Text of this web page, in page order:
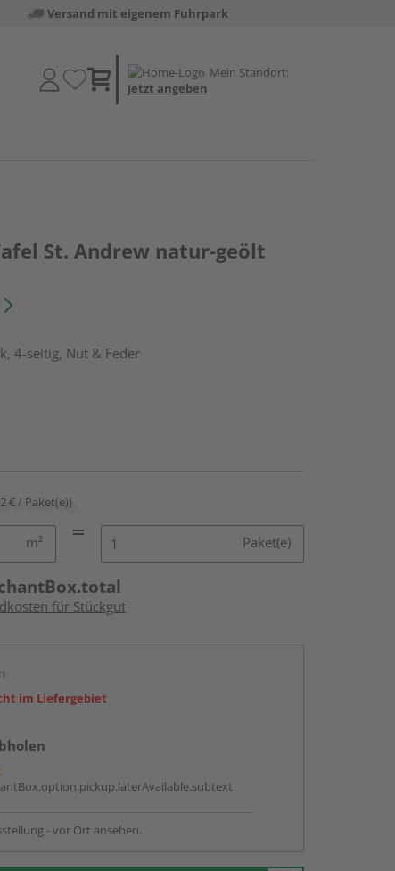
Versand mit eigenem Fuhrpark
Mein Standort:
Jetzt angeben
St. Andrew natur-geölt
4-seitig, Nut & Feder
€ / Paket(e))
m² Paket(e)
für Stückgut
im Liefergebiet
- vor Ort ansehen.